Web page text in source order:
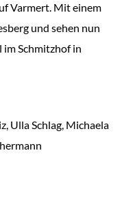
Varmert. Mit einem
und sehen nun
im Schmitzhof in
Ulla Schlag, Michaela